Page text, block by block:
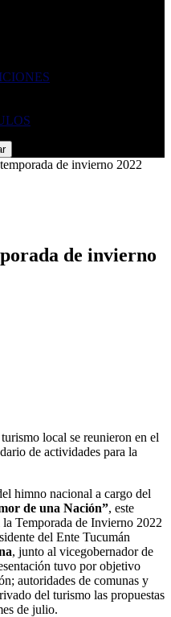
de invierno 2022
de invierno
local se reunieron en el
de actividades para la
himno nacional a cargo del
de una Nación”, este
Temporada de Invierno 2022
del Ente Tucumán
, junto al vicegobernador de
tuvo por objetivo
autoridades de comunas y
del turismo las propuestas
de julio.